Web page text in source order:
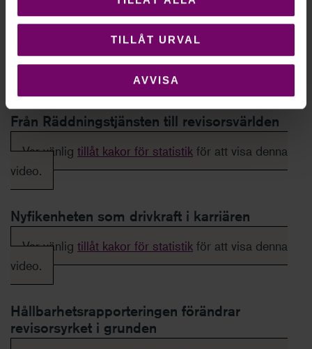
TILLÅT URVAL
AVVISA
att långsiktigt öka målgruppens förståelse för
far.se/revisorkan du ta ta del av
marknadskampanjen.
Filmer om revisorsrollen
Från Räddningstjänsten till revisorsvärlden
Var vänlig tillåt kakor för statistik för att visa denna
video.
Nyfikenheten som drivkraft i karriären
Var vänlig tillåt kakor för statistik för att visa denna
video.
Hållbarhetsrapporteringen förändrar
revisorsyrket i grunden